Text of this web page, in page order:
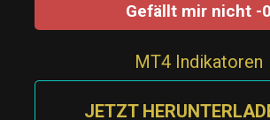
Gefällt mir nicht -0
MT4 Indikatoren
JETZT